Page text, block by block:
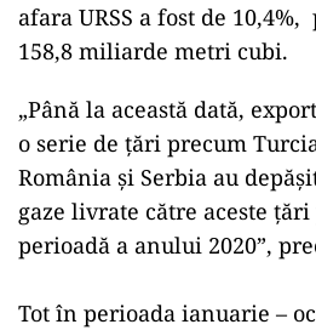
afara URSS a fost de
158,8 miliarde metri cubi.
„Până la această dată,
o serie de ţări precum
România şi Serbia au
gaze livrate către aceste
perioadă a anului 2020”,
Tot în perioada ianuarie –